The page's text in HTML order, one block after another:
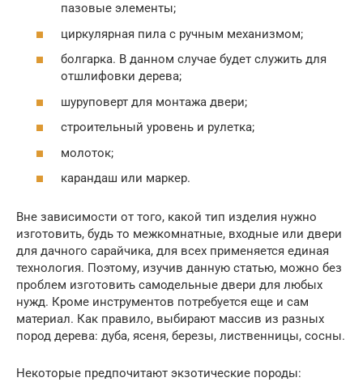
пазовые элементы;
циркулярная пила с ручным механизмом;
болгарка. В данном случае будет служить для
отшлифовки дерева;
шуруповерт для монтажа двери;
строительный уровень и рулетка;
молоток;
карандаш или маркер.
Вне зависимости от того, какой тип изделия нужно
изготовить, будь то межкомнатные, входные или двери
для дачного сарайчика, для всех применяется единая
технология. Поэтому, изучив данную статью, можно без
проблем изготовить самодельные двери для любых
нужд. Кроме инструментов потребуется еще и сам
материал. Как правило, выбирают массив из разных
пород дерева: дуба, ясеня, березы, лиственницы, сосны.
Некоторые предпочитают экзотические породы: